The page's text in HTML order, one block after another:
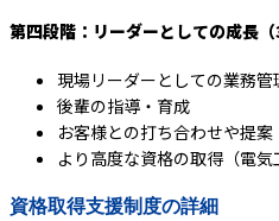
第四段階：リーダーとしての成長（
現場リーダーとしての業務管
後輩の指導・育成
お客様との打ち合わせや提案
より高度な資格の取得（電気
資格取得支援制度の詳細